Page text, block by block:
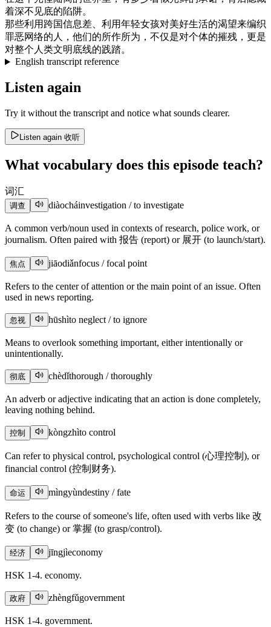
着深不见底的陷阱。
那些利用 跨国信息差、 利用年轻女孩对美好生活的渴望来编织
罪恶网络的人 ， 他们的所作所为 ， 不仅是对个体的摧残 ， 更是
对整个人类文明底线的践踏。
English transcript reference
Listen again
Try it without the transcript and notice what sounds clearer.
Listen again 收听
What vocabulary does this episode teach?
词汇
调查 diàocháinvestigation / to investigate
A common verb/noun used in contexts of research, police work, or
journalism. Often paired with 报告 (report) or 展开 (to launch/start).
焦点 jiāodiǎnfocus / focal point
Refers to the center of attention or the main point of an issue. Often
used in news reporting.
忽视 hūshìto neglect / to ignore
Means to overlook something important, either intentionally or
unintentionally.
彻底 chèdǐthorough / thoroughly
An adverb or adjective indicating that an action is done completely,
leaving nothing behind.
控制 kòngzhìto control
Can refer to physical control, psychological control (心理控制), or
financial control (控制财务).
命运 mìngyùndestiny / fate
Refers to the course of someone's life, often used with verbs like 改
变 (to change) or 掌握 (to grasp/control).
经济 jīngjìeconomy
HSK 1-4. economy.
政府 zhèngfǔgovernment
HSK 1-4. government.